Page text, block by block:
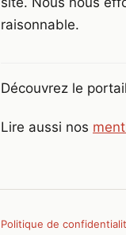
raisonnable.
Découvrez le portail
Lire aussi nos
Politique de